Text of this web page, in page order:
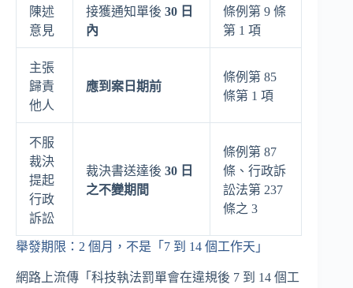
陳述
意見
接獲通知單後 30 日
內
條例第 9 條
第 1 項
主張
歸責
他人
應到案日期前
條例第 85
條第 1 項
不服
裁決
提起
行政
訴訟
裁決書送達後 30 日
之不變期間
條例第 87
條、行政訴
訟法第 237
條之 3
舉發期限：2 個月，不是「7 到 14 個工作天」
網路上流傳「科技執法罰單會在違規後 7 到 14 個工